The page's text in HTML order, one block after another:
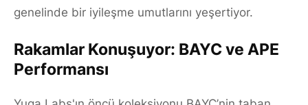
genelinde bir iyileşme umutlarını yeşertiyor.
Rakamlar Konuşuyor: BAYC ve APE
Performansı